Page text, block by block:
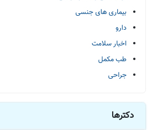
بیماری های جنسی
دارو
اخبار سلامت
طب مکمل
جراحی
دکترها